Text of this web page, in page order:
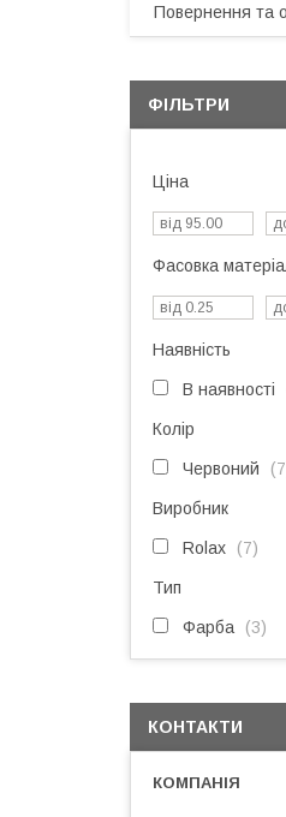
Повернення та
ФІЛЬТРИ
Ціна
Фасовка
Наявність
В наявності
Колір
Червоний 7
Виробник
Rolax 7
Тип
Фарба 3
КОНТАКТИ